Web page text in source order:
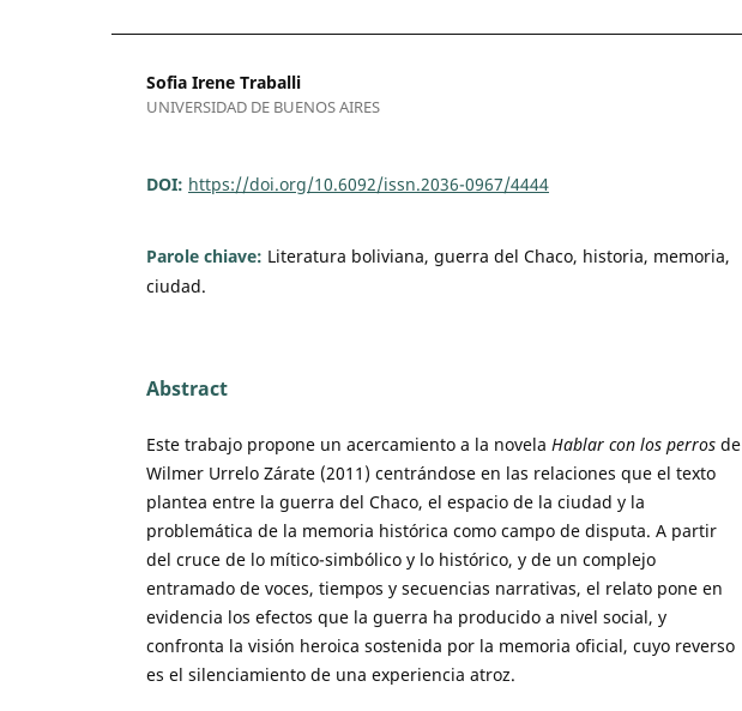
Sofia Irene Traballi
UNIVERSIDAD DE BUENOS AIRES
DOI: https://doi.org/10.6092/issn.2036-0967/4444
Parole chiave: Literatura boliviana, guerra del Chaco, historia, memoria,
ciudad.
Abstract
Este trabajo propone un acercamiento a la novela Hablar con los perros de
Wilmer Urrelo Zárate (2011) centrándose en las relaciones que el texto
plantea entre la guerra del Chaco, el espacio de la ciudad y la
problemática de la memoria histórica como campo de disputa. A partir
del cruce de lo mítico-simbólico y lo histórico, y de un complejo
entramado de voces, tiempos y secuencias narrativas, el relato pone en
evidencia los efectos que la guerra ha producido a nivel social, y
confronta la visión heroica sostenida por la memoria oficial, cuyo reverso
es el silenciamiento de una experiencia atroz.